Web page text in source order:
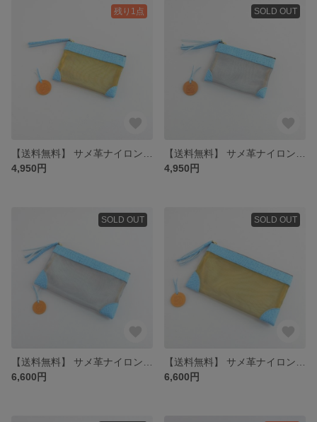
残り1点
4,950円
SOLD OUT
4,950円
SOLD OUT
6,600円
SOLD OUT
6,600円